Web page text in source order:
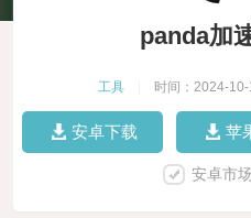
panda加
工具 时间：2024-10-
安卓下载 苹
安卓市